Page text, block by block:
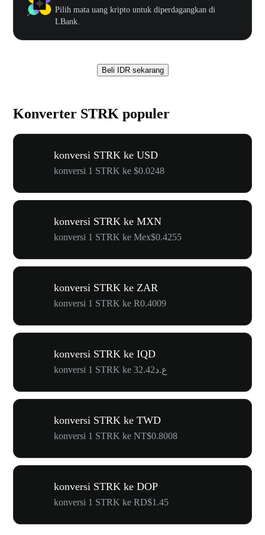
Pilih mata uang kripto untuk diperdagangkan di
LBank.
Beli IDR sekarang
Konverter STRK populer
konversi STRK ke USD
konversi 1 STRK ke $0.0248
konversi STRK ke MXN
konversi 1 STRK ke Mex$0.4255
konversi STRK ke ZAR
konversi 1 STRK ke R0.4009
konversi STRK ke IQD
konversi 1 STRK ke ع.د32.42
konversi STRK ke TWD
konversi 1 STRK ke NT$0.8008
konversi STRK ke DOP
konversi 1 STRK ke RD$1.45